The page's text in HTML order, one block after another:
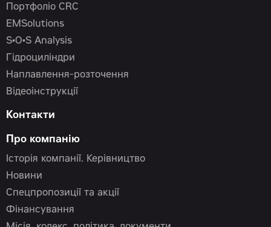
Портфоліо CRC
EMSolutions
S•O•S Analysis
Гідроциліндри
Наплавлення-розточення
Відеоінструкції
Контакти
Про компанію
Історія компанії. Керівництво
Новини
Спецпропозиції та акції
Фінансування